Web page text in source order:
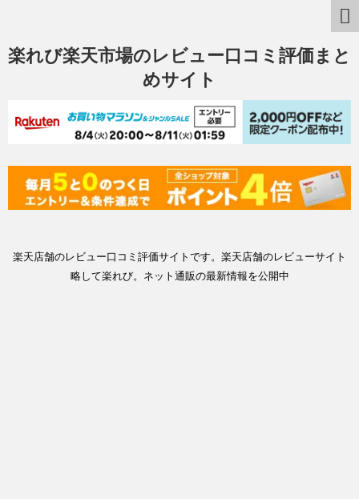
楽れび楽天市場のレビュー口コミ評価まと
めサイト
楽天店舗のレビュー口コミ評価サイトです。楽天店舗のレビューサイト
略して楽れび。ネット通販の最新情報を公開中